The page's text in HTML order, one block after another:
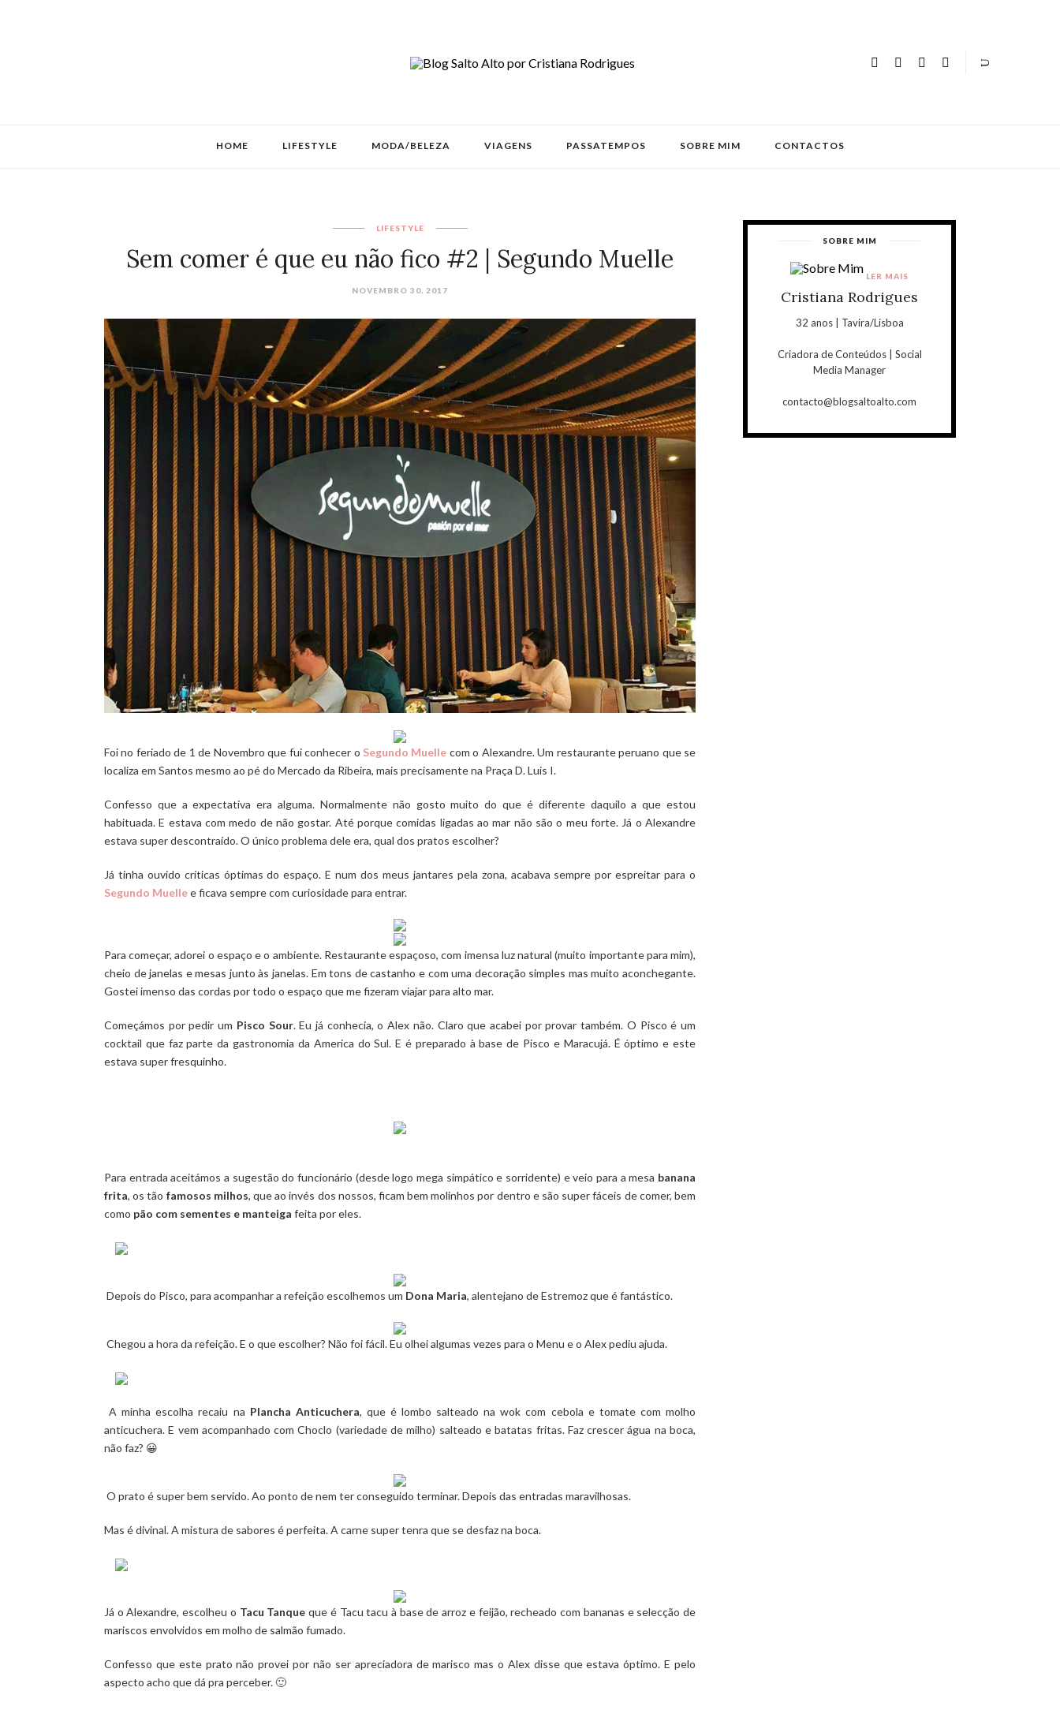
HOME LIFESTYLE MODA/BELEZA VIAGENS PASSATEMPOS SOBRE MIM CONTACTOS
LIFESTYLE
Sem comer é que eu não fico #2 | Segundo Muelle
NOVEMBRO 30, 2017
Foi no feriado de 1 de Novembro que fui conhecer o Segundo Muelle com o Alexandre. Um restaurante peruano que se
localiza em Santos mesmo ao pé do Mercado da Ribeira, mais precisamente na Praça D. Luis I.
Confesso que a expectativa era alguma. Normalmente não gosto muito do que é diferente daquilo a que estou
habituada. E estava com medo de não gostar. Até porque comidas ligadas ao mar não são o meu forte. Já o Alexandre
estava super descontraído. O único problema dele era, qual dos pratos escolher?
Já tinha ouvido críticas óptimas do espaço. E num dos meus jantares pela zona, acabava sempre por espreitar para o
Segundo Muellee ficava sempre com curiosidade para entrar.
Para começar, adorei o espaço e o ambiente. Restaurante espaçoso, com imensa luz natural (muito importante para mim),
cheio de janelas e mesas junto às janelas. Em tons de castanho e com uma decoração simples mas muito aconchegante.
Gostei imenso das cordas por todo o espaço que me fizeram viajar para alto mar.
Começámos por pedir um Pisco Sour. Eu já conhecia, o Alex não. Claro que acabei por provar também. O Pisco é um
cocktail que faz parte da gastronomia da America do Sul. E é preparado à base de Pisco e Maracujá. É óptimo e este
estava super fresquinho.
Para entrada aceitámos a sugestão do funcionário (desde logo mega simpático e sorridente) e veio para a mesa banana
frita, os tão famosos milhos, que ao invés dos nossos, ficam bem molinhos por dentro e são super fáceis de comer, bem
como pão com sementes e manteiga feita por eles.
Depois do Pisco, para acompanhar a refeição escolhemos um Dona Maria, alentejano de Estremoz que é fantástico.
Chegou a hora da refeição. E o que escolher? Não foi fácil. Eu olhei algumas vezes para o Menu e o Alex pediu ajuda.
A minha escolha recaiu na Plancha Anticuchera, que é lombo salteado na wok com cebola e tomate com molho
anticuchera. E vem acompanhado com Choclo (variedade de milho) salteado e batatas fritas. Faz crescer água na boca,
não faz? 😀
O prato é super bem servido. Ao ponto de nem ter conseguido terminar. Depois das entradas maravilhosas.
Mas é divinal. A mistura de sabores é perfeita. A carne super tenra que se desfaz na boca.
Já o Alexandre, escolheu o Tacu Tanque que é Tacu tacu à base de arroz e feijão, recheado com bananas e selecção de
mariscos envolvidos em molho de salmão fumado.
Confesso que este prato não provei por não ser apreciadora de marisco mas o Alex disse que estava óptimo. E pelo
aspecto acho que dá pra perceber. 🙂
SOBRE MIM
Cristiana Rodrigues
32 anos | Tavira/Lisboa
Criadora de Conteúdos | Social
Media Manager
contacto@blogsaltoalto.com
LER MAIS